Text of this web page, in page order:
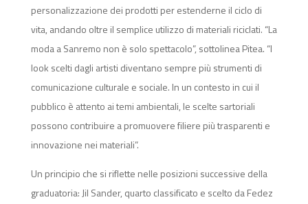
personalizzazione dei prodotti per estenderne il ciclo di
vita, andando oltre il semplice utilizzo di materiali riciclati. “La
moda a Sanremo non è solo spettacolo”, sottolinea Pitea. “I
look scelti dagli artisti diventano sempre più strumenti di
comunicazione culturale e sociale. In un contesto in cui il
pubblico è attento ai temi ambientali, le scelte sartoriali
possono contribuire a promuovere filiere più trasparenti e
innovazione nei materiali”.
Un principio che si riflette nelle posizioni successive della
graduatoria: Jil Sander, quarto classificato e scelto da Fedez